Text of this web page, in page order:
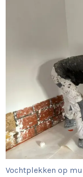
Vochtplekken op